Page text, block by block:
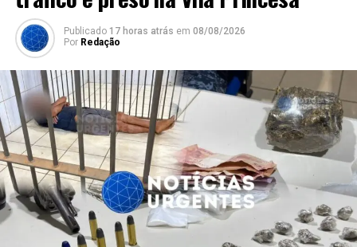
Publicado 17 horas atrás em 08/08/2026
Por Redação